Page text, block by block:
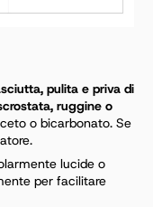
pulita e priva di
ruggine o
o bicarbonato. Se
lucide o
per facilitare